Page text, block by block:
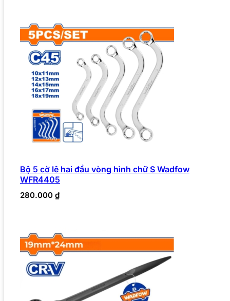
Bộ 5 cờ lê hai đầu vòng hình chữ S Wadfow
WFR4405
280.000 ₫